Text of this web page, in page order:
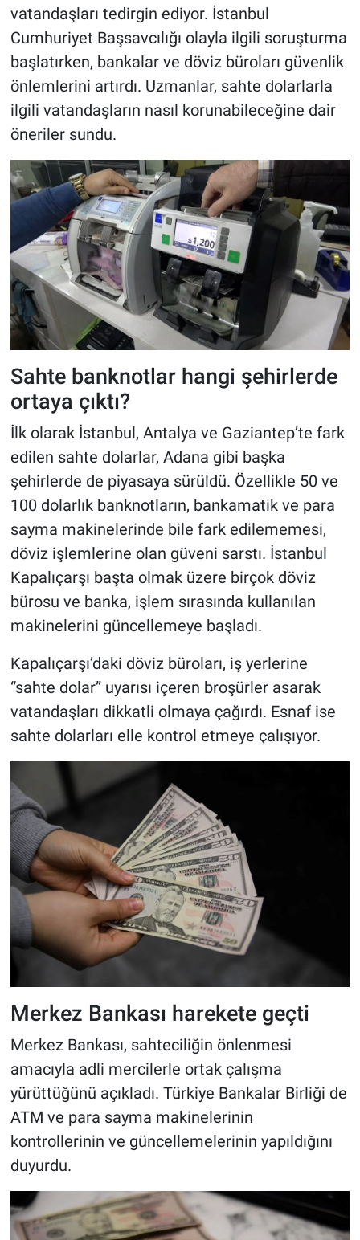
vatandaşları tedirgin ediyor. İstanbul
Cumhuriyet Başsavcılığı olayla ilgili soruşturma
başlatırken, bankalar ve döviz büroları güvenlik
önlemlerini artırdı. Uzmanlar, sahte dolarlarla
ilgili vatandaşların nasıl korunabileceğine dair
öneriler sundu.
Sahte banknotlar hangi şehirlerde
ortaya çıktı?
İlk olarak İstanbul, Antalya ve Gaziantep’te fark
edilen sahte dolarlar, Adana gibi başka
şehirlerde de piyasaya sürüldü. Özellikle 50 ve
100 dolarlık banknotların, bankamatik ve para
sayma makinelerinde bile fark edilememesi,
döviz işlemlerine olan güveni sarstı. İstanbul
Kapalıçarşı başta olmak üzere birçok döviz
bürosu ve banka, işlem sırasında kullanılan
makinelerini güncellemeye başladı.
Kapalıçarşı’daki döviz büroları, iş yerlerine
“sahte dolar” uyarısı içeren broşürler asarak
vatandaşları dikkatli olmaya çağırdı. Esnaf ise
sahte dolarları elle kontrol etmeye çalışıyor.
Merkez Bankası harekete geçti
Merkez Bankası, sahteciliğin önlenmesi
amacıyla adli mercilerle ortak çalışma
yürüttüğünü açıkladı. Türkiye Bankalar Birliği de
ATM ve para sayma makinelerinin
kontrollerinin ve güncellemelerinin yapıldığını
duyurdu.